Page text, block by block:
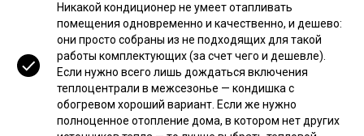
Никакой кондиционер не умеет отапливать
помещения одновременно и качественно, и дешево:
они просто собраны из не подходящих для такой
работы комплектующих (за счет чего и дешевле).
Если нужно всего лишь дождаться включения
теплоцентрали в межсезонье — кондишка с
обогревом хороший вариант. Если же нужно
полноценное отопление дома, в котором нет других